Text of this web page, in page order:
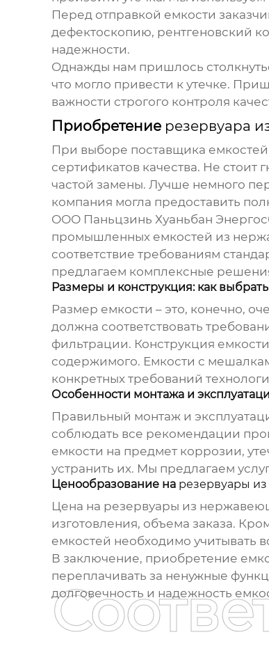
Перед отправкой емкости
дефектоскопию, рентгеновский
надежности.
Однажды нам пришлось
что могло привести к утечке.
важности строгого контроля
Приобретение резервуара
При выборе поставщика
сертификатов качества. Не
частой замены. Лучше немного
компания могла предоставить
ООО Паньцзинь Хуаньбан
промышленных емкостей из
соответствие требованиям
предлагаем комплексные
Размеры и конструкция: как
Размер емкости – это, конечно,
должна соответствовать
фильтрации. Конструкция
содержимого. Емкости с
конкретных требований
Особенности монтажа и
Правильный монтаж и
соблюдать все рекомендации
емкости на предмет коррозии,
устранить их. Мы предлагаем
Ценообразование на резервуары
Цена на резервуары из
изготовления, объема заказа.
емкостей необходимо учитывать
В заключение, приобретение
переплачивать за ненужные
долговечность и надежность